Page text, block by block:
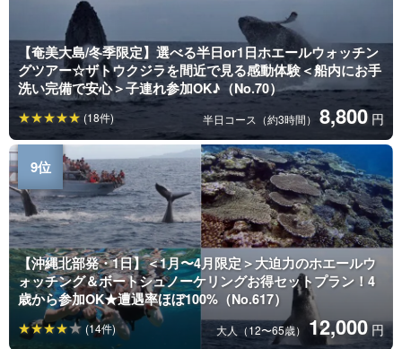
【奄美大島/冬季限定】選べる半日or1日ホエールウォッチン
グツアー☆ザトウクジラを間近で見る感動体験＜船内にお手
洗い完備で安心＞子連れ参加OK♪（No.70）
半日コース（約3時間） 8,800 円
(18件)
【沖縄北部発・1日】＜1月〜4月限定＞大迫力のホエールウ
ォッチング＆ボートシュノーケリングお得セットプラン！4
歳から参加OK★遭遇率ほぼ100%（No.617）
大人（12〜65歳） 12,000 円
(14件)